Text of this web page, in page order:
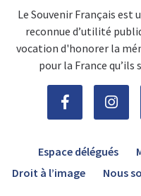
Le Souvenir Français est
reconnue d’utilité
vocation d'honorer la
pour la France
Espace délégués
Droit à l’image
Nous